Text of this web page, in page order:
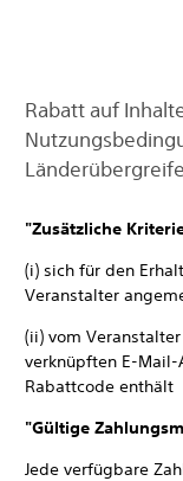
Rabatt auf
"Zusätzliche
(i) sich für den
Veranstalter
(ii) vom
verknüpften E-
Rabattcode enthält
"Gültige
Jede verfügbare